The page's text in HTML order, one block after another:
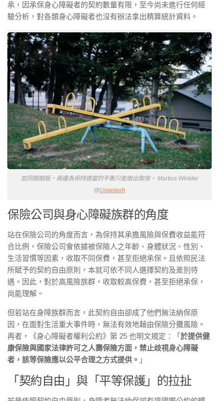
承，因承保身心障礙者的契約數量有限，至今尚未進行任何經
驗分析，對各類身心障礙者也沒有辦法拿出精算統計資料。
如同翹翹板，兩邊為保持適當的平衡只能做出取捨。 Markus Winkler
@Unsplash
保險公司與身心障礙族群的角度
站在保險公司的角度而言，為保持其承擔風險與保費收益能符
合比例，保險公司會依據被保險人之年齡、身體狀況、性別、
生活習慣等因素，收取不同保費，甚至拒絕承保。且依照民法
所賦予的契約自由原則，本就可依不同人選擇契約及差別待
遇。因此，對於高風險族群，收取較高保費，甚至拒絕承保，
尚能理解。
但若站在身障族群而言，此契約自由卻成了他們無法納保原
因，在面對生活重大事件時，無法有效地藉由保險分攤風險。
再者，《身心障礙者權利公約》第 25 也明文規定：「 於提供健
康保險與國家法律許可之人壽保險方面，禁止歧視身心障礙
者，該等保險應以公平合理之方式提供。 」
「契約自由」與「平等保護」的拉扯